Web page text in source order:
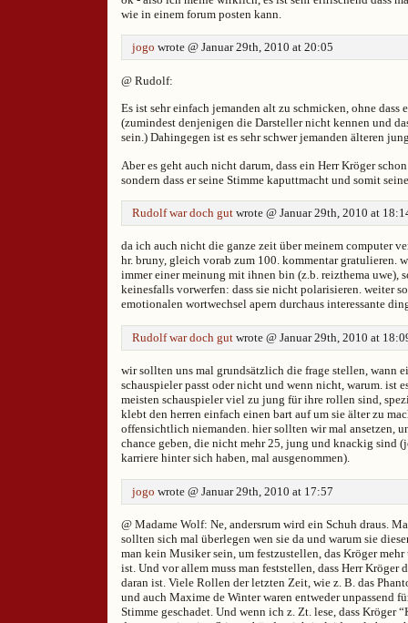
wie in einem forum posten kann.
jogo wrote @ Januar 29th, 2010 at 20:05
@ Rudolf:
Es ist sehr einfach jemanden alt zu schmicken, ohne dass
(zumindest denjenigen die Darsteller nicht kennen und
sein.) Dahingegen ist es sehr schwer jemanden älteren
Aber es geht auch nicht darum, dass ein Herr Kröger
sondern dass er seine Stimme kaputtmacht und somit
Rudolf war doch gut wrote @ Januar 29th, 2010 at
da ich auch nicht die ganze zeit über meinem computer
hr. bruny, gleich vorab zum 100. kommentar gratulieren.
immer einer meinung mit ihnen bin (z.b. reizthema uwe),
keinesfalls vorwerfen: dass sie nicht polarisieren. weiter
emotionalen wortwechsel apern durchaus interessante
Rudolf war doch gut wrote @ Januar 29th, 2010 at
wir sollten uns mal grundsätzlich die frage stellen, wann
schauspieler passt oder nicht und wenn nicht, warum. ist
meisten schauspieler viel zu jung für ihre rollen sind,
klebt den herren einfach einen bart auf um sie älter zu
offensichtlich niemanden. hier sollten wir mal ansetzen,
chance geben, die nicht mehr 25, jung und knackig sind
karriere hinter sich haben, mal ausgenommen).
jogo wrote @ Januar 29th, 2010 at 17:57
@ Madame Wolf: Ne, andersrum wird ein Schuh draus.
sollten sich mal überlegen wen sie da und warum sie
man kein Musiker sein, um festzustellen, das Kröger
ist. Und vor allem muss man feststellen, dass Herr Kröger
daran ist. Viele Rollen der letzten Zeit, wie z. B. das
und auch Maxime de Winter waren entweder unpassend
Stimme geschadet. Und wenn ich z. Zt. lese, dass Kröger